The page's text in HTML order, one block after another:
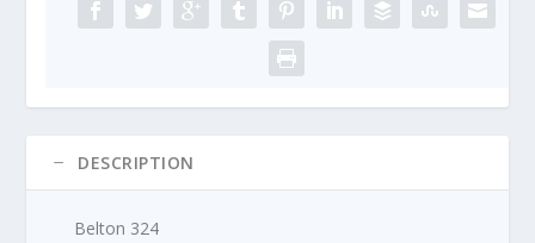
DESCRIPTION
Belton 324